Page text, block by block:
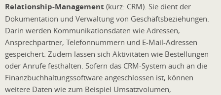
Relationship-Management (kurz: CRM). Sie dient der
Dokumentation und Verwaltung von Geschäftsbeziehungen.
Darin werden Kommunikationsdaten wie Adressen,
Ansprechpartner, Telefonnummern und E-Mail-Adressen
gespeichert. Zudem lassen sich Aktivitäten wie Bestellungen
oder Anrufe festhalten. Sofern das CRM-System auch an die
Finanzbuchhaltungssoftware angeschlossen ist, können
weitere Daten wie zum Beispiel Umsatzvolumen,